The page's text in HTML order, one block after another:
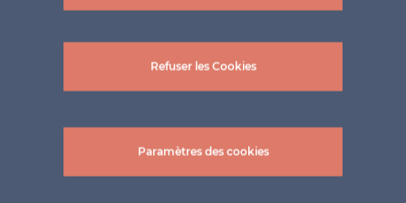
Projets connexes
Refuser les Cookies
Paramètres des cookies